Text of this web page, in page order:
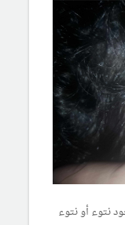
نتوء أو نتوء